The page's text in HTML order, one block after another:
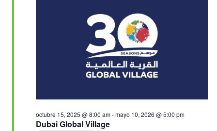
Dubai Global Village
octubre 15, 2025 @ 8:00 am-mayo 10, 2026 @ 5:00 pm